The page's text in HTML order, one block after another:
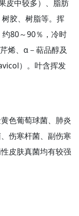
皮中较多）、脂肪
胶、树脂等。挥
80～90％，冷时
烯、α－萜品醇及
）。叶含挥发
色葡萄球菌、肺炎
伤寒杆菌、副伤寒
皮肤真菌均有较强